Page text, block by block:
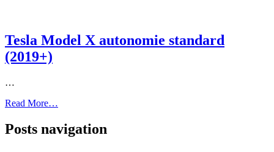
Tesla Model X autonomie standard
(2019+)
…
Read More…
Posts navigation